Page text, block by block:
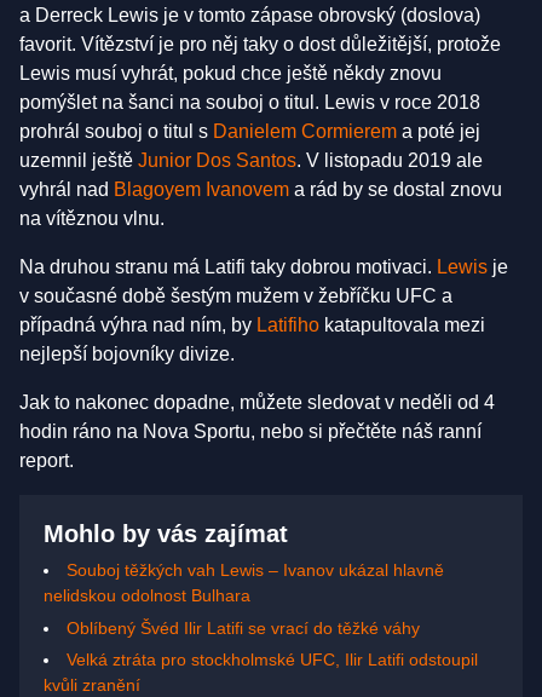
a Derreck Lewis je v tomto zápase obrovský (doslova)
favorit. Vítězství je pro něj taky o dost důležitější, protože
Lewis musí vyhrát, pokud chce ještě někdy znovu
pomýšlet na šanci na souboj o titul. Lewis v roce 2018
prohrál souboj o titul s Danielem Cormierem a poté jej
uzemnil ještě Junior Dos Santos. V listopadu 2019 ale
vyhrál nad Blagoyem Ivanovem a rád by se dostal znovu
na vítěznou vlnu.
Na druhou stranu má Latifi taky dobrou motivaci. Lewis je
v současné době šestým mužem v žebříčku UFC a
případná výhra nad ním, by Latifiho katapultovala mezi
nejlepší bojovníky divize.
Jak to nakonec dopadne, můžete sledovat v neděli od 4
hodin ráno na Nova Sportu, nebo si přečtěte náš ranní
report.
Mohlo by vás zajímat
Souboj těžkých vah Lewis – Ivanov ukázal hlavně
nelidskou odolnost Bulhara
Oblíbený Švéd Ilir Latifi se vrací do těžké váhy
Velká ztráta pro stockholmské UFC, Ilir Latifi odstoupil
kvůli zranění